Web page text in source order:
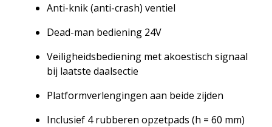
Anti-knik (anti-crash) ventiel
Dead-man bediening 24V
Veiligheidsbediening met akoestisch signaal
bij laatste daalsectie
Platformverlengingen aan beide zijden
Inclusief 4 rubberen opzetpads (h = 60 mm)